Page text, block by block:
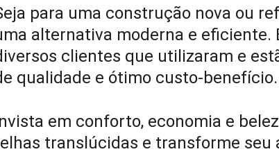
para uma construção nova ou
alternativa moderna e eficiente.
clientes que utilizaram e
qualidade e ótimo custo-benefício.
em conforto, economia e
translúcidas e transforme